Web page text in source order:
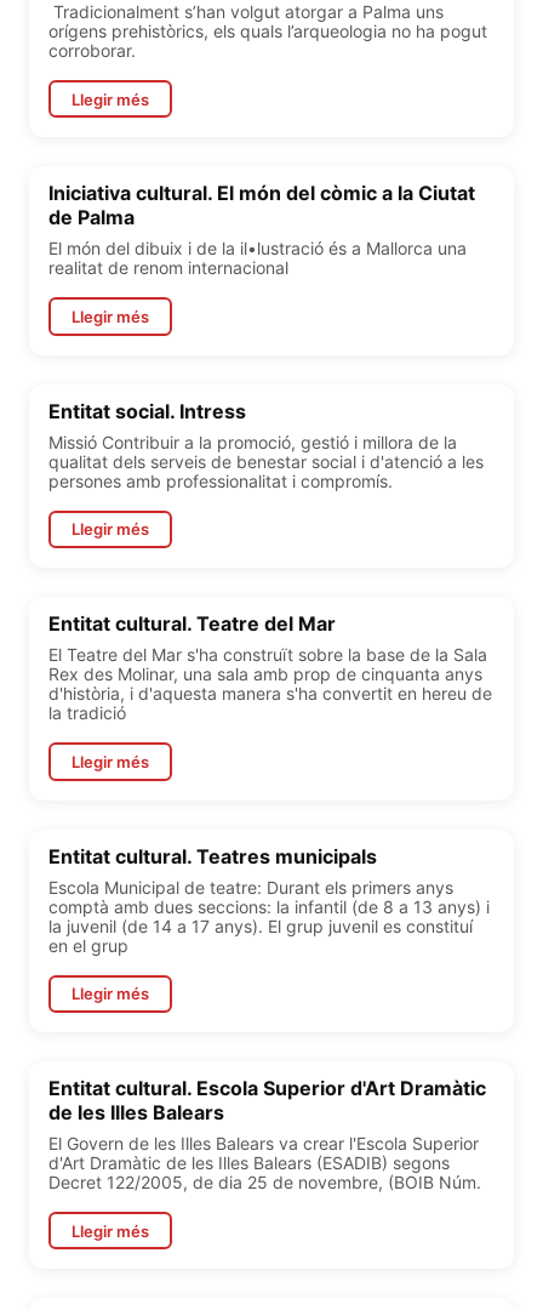
Tradicionalment s’han volgut atorgar a Palma uns
orígens prehistòrics, els quals l’arqueologia no ha pogut
corroborar.
Llegir més
Iniciativa cultural. El món del còmic a la Ciutat
de Palma
El món del dibuix i de la il•lustració és a Mallorca una
realitat de renom internacional
Llegir més
Entitat social. Intress
Missió Contribuir a la promoció, gestió i millora de la
qualitat dels serveis de benestar social i d'atenció a les
persones amb professionalitat i compromís.
Llegir més
Entitat cultural. Teatre del Mar
El Teatre del Mar s'ha construït sobre la base de la Sala
Rex des Molinar, una sala amb prop de cinquanta anys
d'història, i d'aquesta manera s'ha convertit en hereu de
la tradició
Llegir més
Entitat cultural. Teatres municipals
Escola Municipal de teatre: Durant els primers anys
comptà amb dues seccions: la infantil (de 8 a 13 anys) i
la juvenil (de 14 a 17 anys). El grup juvenil es constituí
en el grup
Llegir més
Entitat cultural. Escola Superior d'Art Dramàtic
de les Illes Balears
El Govern de les Illes Balears va crear l'Escola Superior
d'Art Dramàtic de les Illes Balears (ESADIB) segons
Decret 122/2005, de dia 25 de novembre, (BOIB Núm.
Llegir més